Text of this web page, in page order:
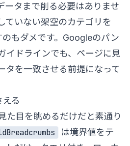
ータまで削る必要はありませ
ていない架空のカテゴリを
もダメです。Googleのパン
イドラインでも、ページに見
タを一致させる前提になって
る
た目を眺めるだけだと素通り
は境界値をテ